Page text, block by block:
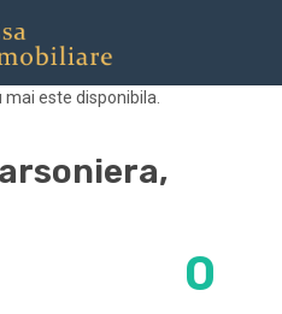
este disponibila.
0